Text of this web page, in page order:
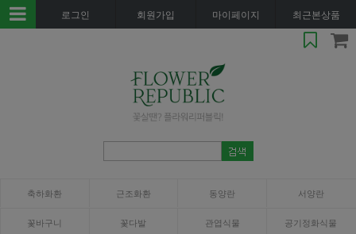
로그인 회원가입 마이페이지 최근본상품
축하화환 근조화환 동양란 서양란
꽃바구니 꽃다발 관엽식물 공기정화식물